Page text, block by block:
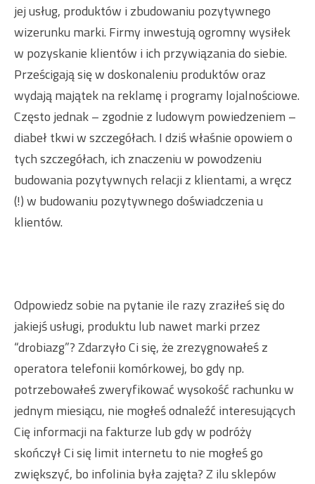
jej usług, produktów i zbudowaniu pozytywnego
wizerunku marki. Firmy inwestują ogromny wysiłek
w pozyskanie klientów i ich przywiązania do siebie.
Prześcigają się w doskonaleniu produktów oraz
wydają majątek na reklamę i programy lojalnościowe.
Często jednak – zgodnie z ludowym powiedzeniem –
diabeł tkwi w szczegółach. I dziś właśnie opowiem o
tych szczegółach, ich znaczeniu w powodzeniu
budowania pozytywnych relacji z klientami, a wręcz
(!) w budowaniu pozytywnego doświadczenia u
klientów.
Odpowiedz sobie na pytanie ile razy zraziłeś się do
jakiejś usługi, produktu lub nawet marki przez
“drobiazg”? Zdarzyło Ci się, że zrezygnowałeś z
operatora telefonii komórkowej, bo gdy np.
potrzebowałeś zweryfikować wysokość rachunku w
jednym miesiącu, nie mogłeś odnaleźć interesujących
Cię informacji na fakturze lub gdy w podróży
skończył Ci się limit internetu to nie mogłeś go
zwiększyć, bo infolinia była zajęta? Z ilu sklepów